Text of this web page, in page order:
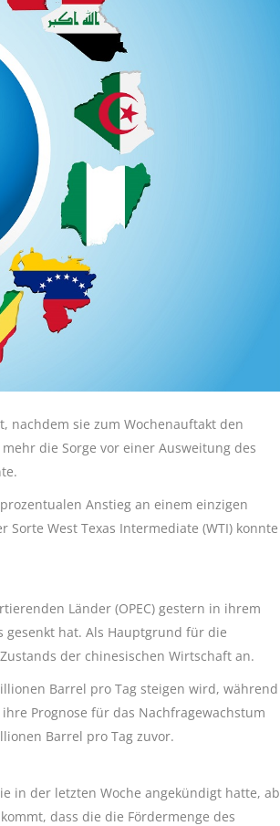
nachdem sie zum Wochenauftakt den
die Sorge vor einer Ausweitung des
Anstieg an einem einzigen
West Texas Intermediate (WTI) konnte
Länder (OPEC) gestern in ihrem
gesenkt hat. Als Hauptgrund für die
der chinesischen Wirtschaft an.
Barrel pro Tag steigen wird, während
Prognose für das Nachfragewachstum
Barrel pro Tag zuvor.
in der letzten Woche angekündigt hatte, ab
dass die die Fördermenge des